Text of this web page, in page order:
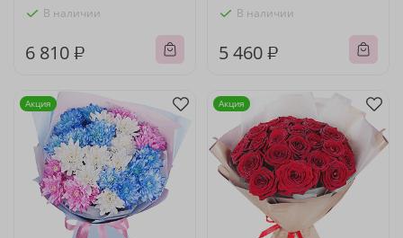
В наличии
6 810 ₽
В наличии
5 460 ₽
Акция Акция